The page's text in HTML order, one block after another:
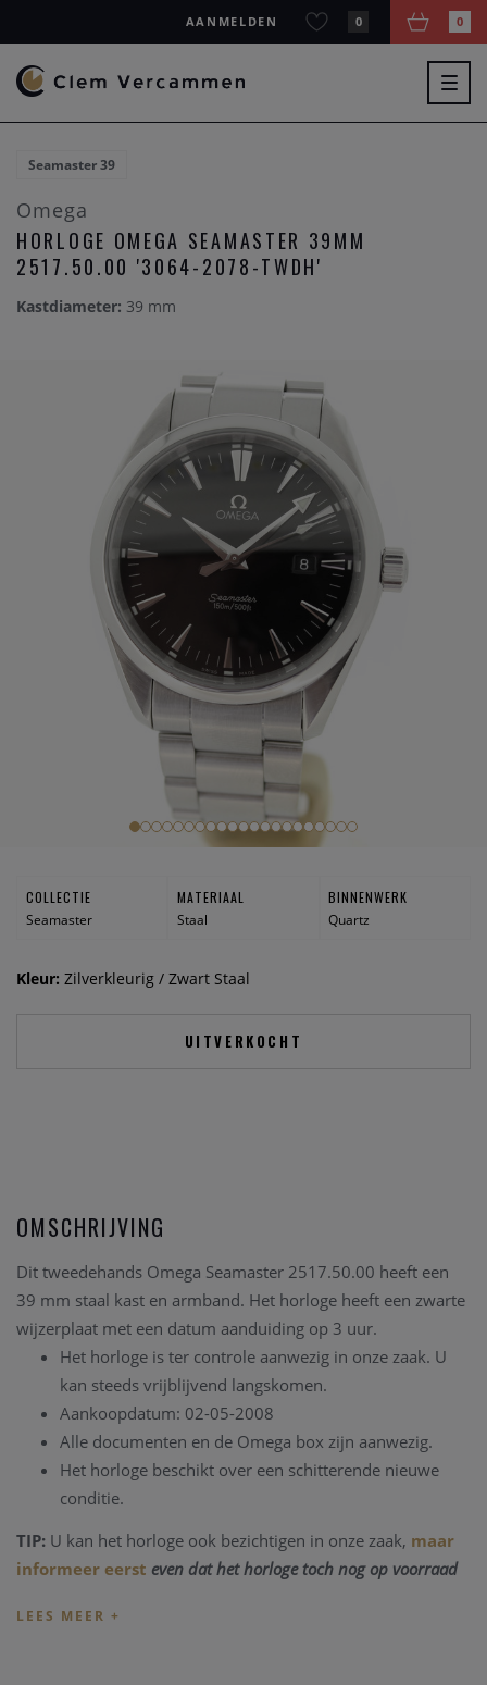
AANMELDEN 0 0
Seamaster 39
Omega
HORLOGE OMEGA SEAMASTER 39MM
2517.50.00 '3064-2078-TWDH'
Kastdiameter: 39 mm
COLLECTIE
Seamaster
MATERIAAL
Staal
BINNENWERK
Quartz
Kleur: Zilverkleurig / Zwart Staal
UITVERKOCHT
OMSCHRIJVING
Dit tweedehands Omega Seamaster 2517.50.00 heeft een
39 mm staal kast en armband. Het horloge heeft een zwarte
wijzerplaat met een datum aanduiding op 3 uur.
Het horloge is ter controle aanwezig in onze zaak. U
kan steeds vrijblijvend langskomen.
Aankoopdatum: 02-05-2008
Alle documenten en de Omega box zijn aanwezig.
Het horloge beschikt over een schitterende nieuwe
conditie.
TIP: U kan het horloge ook bezichtigen in onze zaak, maar
informeer eerst even dat het horloge toch nog op voorraad